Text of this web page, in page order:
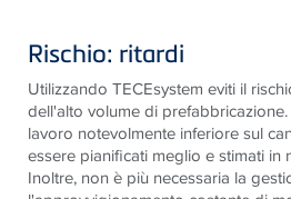
Rischio: ritardi
Utilizzando TECEsystem eviti il
dell'alto volume di
lavoro notevolmente inferiore sul
essere pianificati meglio e stimati in
Inoltre, non è più necessaria la